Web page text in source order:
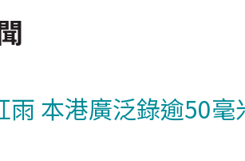
雨 本港廣泛錄逾50毫